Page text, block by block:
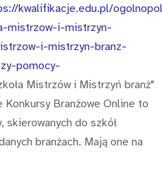
kwalifikacje.edu.pl/
mistrzow-i-mistrzyn-
i-mistrzyn-branz-
pomocy-
Mistrzów i Mistrzyń branż"
Branżowe Online to
skierowanych do szkół
branżach. Mają one na